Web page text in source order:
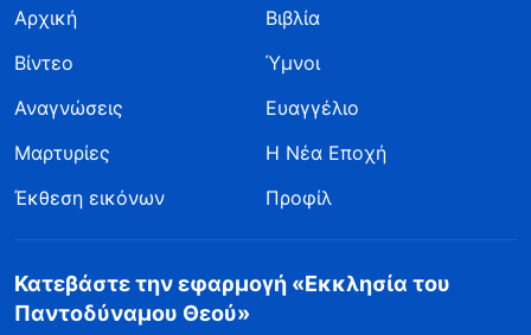
Αρχική
Βιβλία
Βίντεο
Ύμνοι
Αναγνώσεις
Ευαγγέλιο
Μαρτυρίες
Η Νέα Εποχή
Έκθεση εικόνων
Προφίλ
Κατεβάστε την εφαρμογή «Εκκλησία του
Παντοδύναμου Θεού»